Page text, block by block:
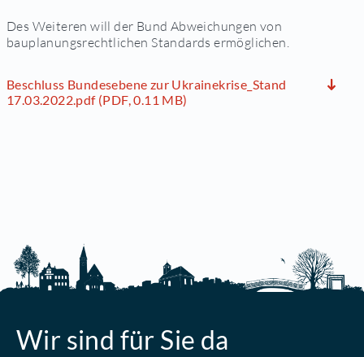
Des Weiteren will der Bund Abweichungen von
bauplanungsrechtlichen Standards ermöglichen.
Beschluss Bundesebene zur Ukrainekrise_Stand
17.03.2022.pdf (PDF, 0.11 MB)
Wir sind für Sie da